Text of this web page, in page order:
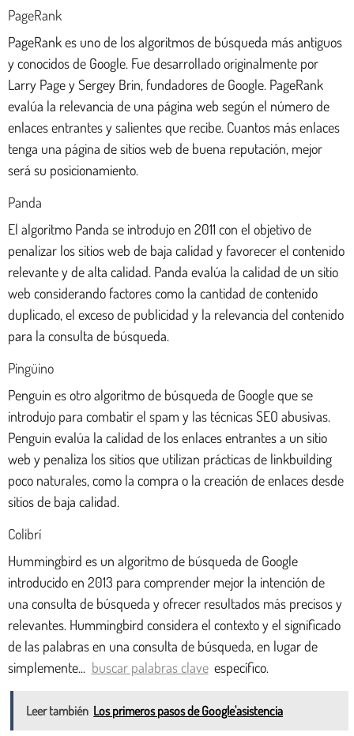
PageRank
PageRank es uno de los algoritmos de búsqueda más antiguos
y conocidos de Google. Fue desarrollado originalmente por
Larry Page y Sergey Brin, fundadores de Google. PageRank
evalúa la relevancia de una página web según el número de
enlaces entrantes y salientes que recibe. Cuantos más enlaces
tenga una página de sitios web de buena reputación, mejor
será su posicionamiento.
Panda
El algoritmo Panda se introdujo en 2011 con el objetivo de
penalizar los sitios web de baja calidad y favorecer el contenido
relevante y de alta calidad. Panda evalúa la calidad de un sitio
web considerando factores como la cantidad de contenido
duplicado, el exceso de publicidad y la relevancia del contenido
para la consulta de búsqueda.
Pingüino
Penguin es otro algoritmo de búsqueda de Google que se
introdujo para combatir el spam y las técnicas SEO abusivas.
Penguin evalúa la calidad de los enlaces entrantes a un sitio
web y penaliza los sitios que utilizan prácticas de linkbuilding
poco naturales, como la compra o la creación de enlaces desde
sitios de baja calidad.
Colibrí
Hummingbird es un algoritmo de búsqueda de Google
introducido en 2013 para comprender mejor la intención de
una consulta de búsqueda y ofrecer resultados más precisos y
relevantes. Hummingbird considera el contexto y el significado
de las palabras en una consulta de búsqueda, en lugar de
simplemente... buscar palabras clave específico.
Leer también Los primeros pasos de Google'asistencia